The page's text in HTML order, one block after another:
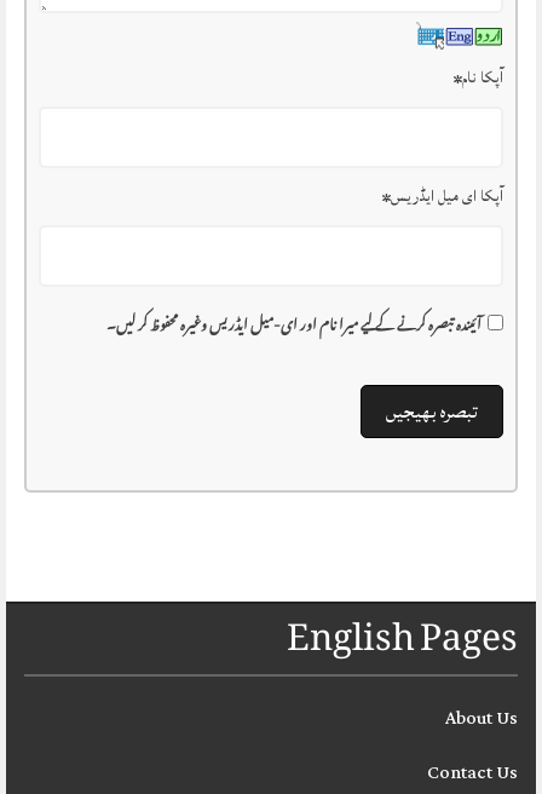
آپکا نام*
آپکا ای میل ایڈریس*
آئیندہ تبصرہ کرنے کے لیے میرا نام اور ای-میل ایڈریس وغیرہ محفوظ کر لیں۔
English Pages
About Us
Contact Us